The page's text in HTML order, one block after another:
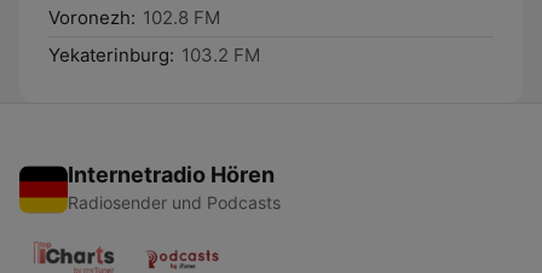
Voronezh: 102.8 FM
Yekaterinburg: 103.2 FM
Internetradio Hören
Radiosender und Podcasts